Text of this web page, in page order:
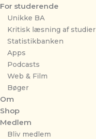
For studerende
Unikke BA
Kritisk læsning af studier
Statistikbanken
Apps
Podcasts
Web & Film
Bøger
Om
Shop
Medlem
Bliv medlem